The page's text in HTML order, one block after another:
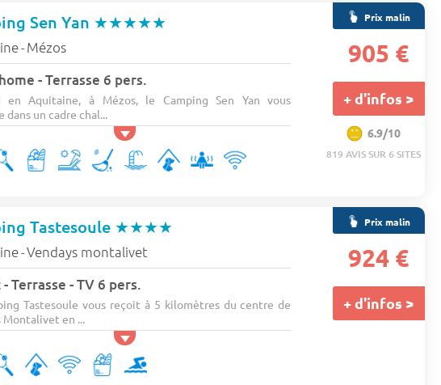
Sen Yan ★★★★★
- Mézos
- Terrasse 6 pers.
en Aquitaine, à Mézos, le Camping Sen Yan vous
dans un cadre chal...
Prix malin
905 €
+ d'infos >
6.9/10
819 AVIS SUR 6 SITES
Tastesoule ★★★★
-Vendays montalivet
Terrasse - TV 6 pers.
Tastesoule vous reçoit à 5 kilomètres du centre de
Montalivet en ...
Prix malin
924 €
+ d'infos >